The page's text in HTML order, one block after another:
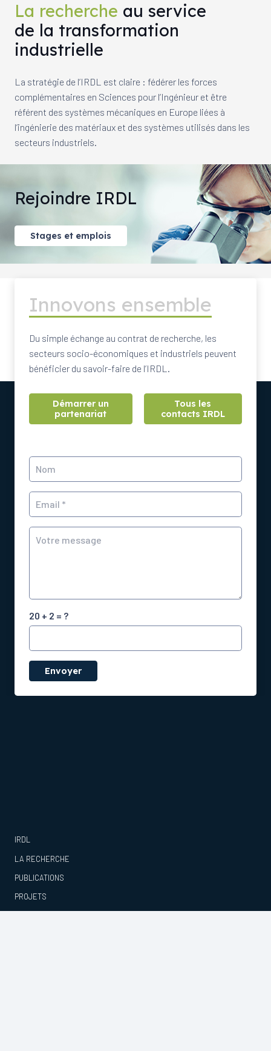
La recherche au service
de la transformation
industrielle
La stratégie de l’IRDL est claire : fédérer les forces
complémentaires en Sciences pour l’Ingénieur et être
référent des systèmes mécaniques en Europe liées à
l’ingénierie des matériaux et des systèmes utilisés dans les
secteurs industriels.
Rejoindre IRDL
Stages et emplois
Innovons ensemble
Du simple échange au contrat de recherche, les
secteurs socio-économiques et industriels peuvent
bénéficier du savoir-faire de l’IRDL.
Démarrer un
partenariat
Tous les
contacts IRDL
20 + 2 = ?
Envoyer
IRDL
LA RECHERCHE
PUBLICATIONS
PROJETS